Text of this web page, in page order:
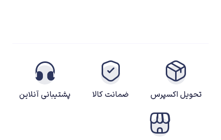
تحویل اکسپرس ضمانت کالا پشتیبانی آنلاین